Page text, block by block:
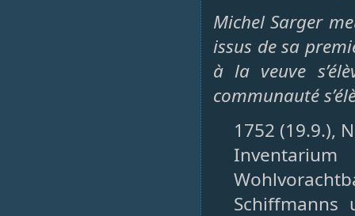
Michel Sarger
issus de sa
à la veuve
communauté
1752 (19.9.),